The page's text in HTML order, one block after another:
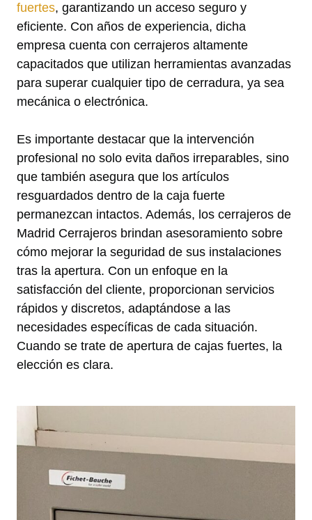
fuertes, garantizando un acceso seguro y
eficiente. Con años de experiencia, dicha
empresa cuenta con cerrajeros altamente
capacitados que utilizan herramientas avanzadas
para superar cualquier tipo de cerradura, ya sea
mecánica o electrónica.
Es importante destacar que la intervención
profesional no solo evita daños irreparables, sino
que también asegura que los artículos
resguardados dentro de la caja fuerte
permanezcan intactos. Además, los cerrajeros de
Madrid Cerrajeros brindan asesoramiento sobre
cómo mejorar la seguridad de sus instalaciones
tras la apertura. Con un enfoque en la
satisfacción del cliente, proporcionan servicios
rápidos y discretos, adaptándose a las
necesidades específicas de cada situación.
Cuando se trate de apertura de cajas fuertes, la
elección es clara.